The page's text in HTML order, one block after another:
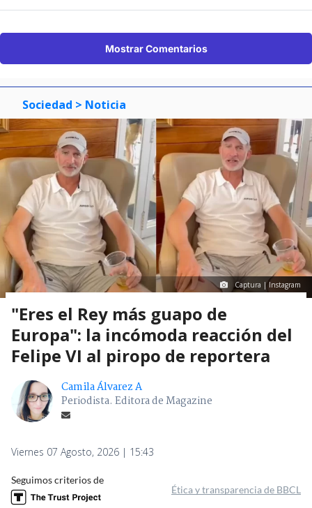
Mostrar Comentarios
Sociedad > Noticia
Captura | Instagram
"Eres el Rey más guapo de
Europa": la incómoda reacción del
Felipe VI al piropo de reportera
Camila Álvarez A
Periodista. Editora de Magazine
Viernes 07 Agosto, 2026 | 15:43
Seguimos criterios de
Ética y transparencia de BBCL